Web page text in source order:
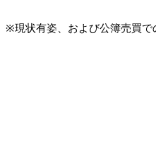
※現状有姿、および公簿売買で